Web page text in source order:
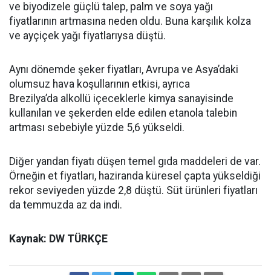
ve biyodizele güçlü talep, palm ve soya yağı
fiyatlarının artmasına neden oldu. Buna karşılık kolza
ve ayçiçek yağı fiyatlarıysa düştü.
Aynı dönemde şeker fiyatları, Avrupa ve Asya’daki
olumsuz hava koşullarının etkisi, ayrıca
Brezilya’da alkollü içeceklerle kimya sanayisinde
kullanılan ve şekerden elde edilen etanola talebin
artması sebebiyle yüzde 5,6 yükseldi.
Diğer yandan fiyatı düşen temel gıda maddeleri de var.
Örneğin et fiyatları, haziranda küresel çapta yükseldiği
rekor seviyeden yüzde 2,8 düştü. Süt ürünleri fiyatları
da temmuzda az da indi.
Kaynak: DW TÜRKÇE